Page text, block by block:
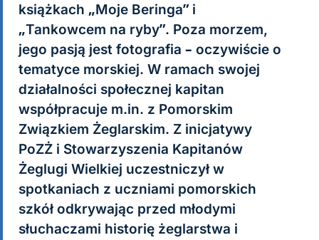
książkach „Moje Beringa” i
„Tankowcem na ryby”. Poza morzem,
jego pasją jest fotografia – oczywiście o
tematyce morskiej. W ramach swojej
działalności społecznej kapitan
współpracuje m.in. z Pomorskim
Związkiem Żeglarskim. Z inicjatywy
PoZŻ i Stowarzyszenia Kapitanów
Żeglugi Wielkiej uczestniczył w
spotkaniach z uczniami pomorskich
szkół odkrywając przed młodymi
słuchaczami historię żeglarstwa i